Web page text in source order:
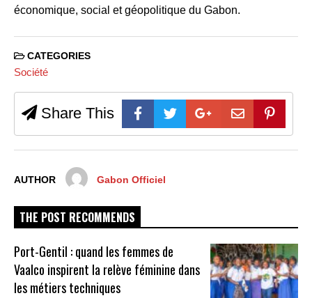
économique, social et géopolitique du Gabon.
CATEGORIES
Société
Share This
AUTHOR Gabon Officiel
THE POST RECOMMENDS
Port-Gentil : quand les femmes de
Vaalco inspirent la relève féminine dans
les métiers techniques